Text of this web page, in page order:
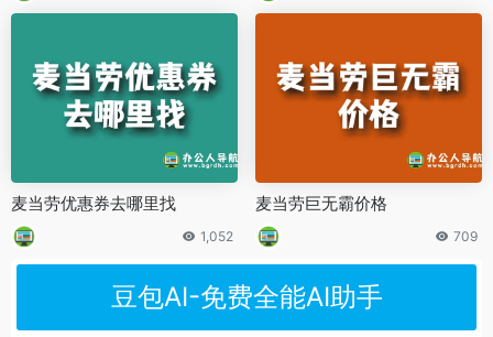
麦当劳优惠券去哪里找
1,052
麦当劳巨无霸价格
709
豆包AI-免费全能AI助手